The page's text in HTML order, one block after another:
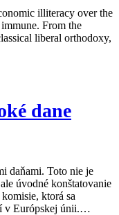
illiteracy over the
From the
liberal orthodoxy,
dane
daňami. Toto nie je
úvodné konštatovanie
ktorá sa
v Európskej únii.…